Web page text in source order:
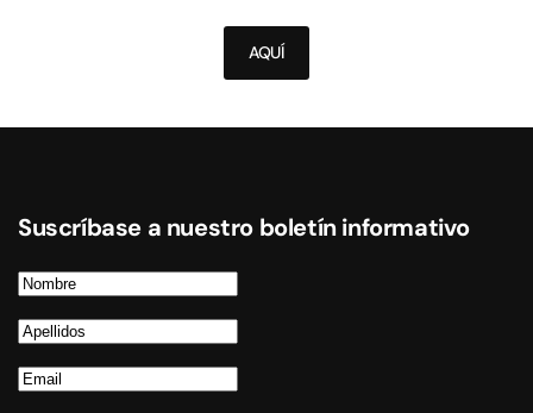
AQUÍ
Suscríbase a nuestro boletín informativo